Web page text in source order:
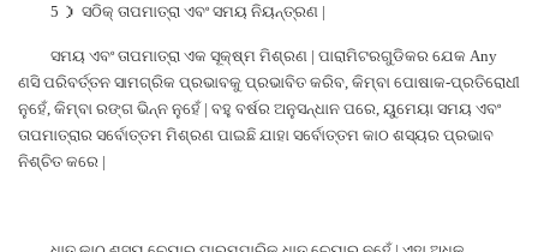
5 ） ସଠିକ୍ ତାପମାତ୍ରା ଏବଂ ସମୟ ନିୟନ୍ତ୍ରଣ |
ସମୟ ଏବଂ ତାପମାତ୍ରା ଏକ ସୂକ୍ଷ୍ମ ମିଶ୍ରଣ | ପାରାମିଟରଗୁଡିକର ଯେକ Any
ଣସି ପରିବର୍ତ୍ତନ ସାମଗ୍ରିକ ପ୍ରଭାବକୁ ପ୍ରଭାବିତ କରିବ, କିମ୍ବା ପୋଷାକ-ପ୍ରତିରୋଧୀ
ନୁହେଁ, କିମ୍ବା ରଙ୍ଗ ଭିନ୍ନ ନୁହେଁ | ବହୁ ବର୍ଷର ଅନୁସନ୍ଧାନ ପରେ, ୟୁମେୟା ସମୟ ଏବଂ
ତାପମାତ୍ରାର ସର୍ବୋତ୍ତମ ମିଶ୍ରଣ ପାଇଛି ଯାହା ସର୍ବୋତ୍ତମ କାଠ ଶସ୍ୟର ପ୍ରଭାବ
ନିଶ୍ଚିତ କରେ |